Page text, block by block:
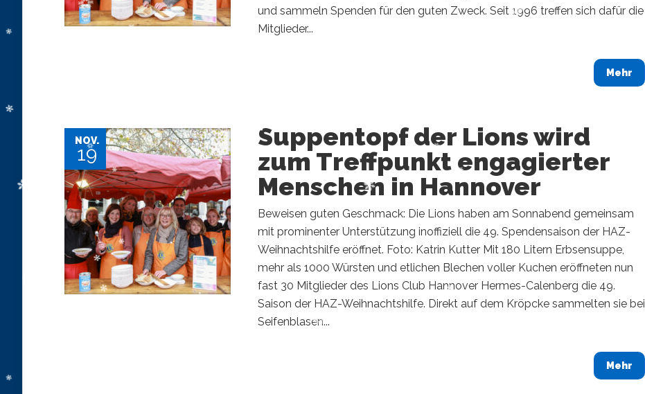
und sammeln Spenden für den guten Zweck. Seit 1996 treffen sich dafür die
Mitglieder...
Mehr
NOV.
19
Suppentopf der Lions wird
zum Treffpunkt engagierter
Menschen in Hannover
Beweisen guten Geschmack: Die Lions haben am Sonnabend gemeinsam
mit prominenter Unterstützung inoffiziell die 49. Spendensaison der HAZ-
Weihnachtshilfe eröffnet. Foto: Katrin Kutter Mit 180 Litern Erbsensuppe,
mehr als 1000 Würsten und etlichen Blechen voller Kuchen eröffneten nun
fast 30 Mitglieder des Lions Club Hannover Hermes-Calenberg die 49.
Saison der HAZ-Weihnachtshilfe. Direkt auf dem Kröpcke sammelten sie bei
Seifenblasen...
Mehr